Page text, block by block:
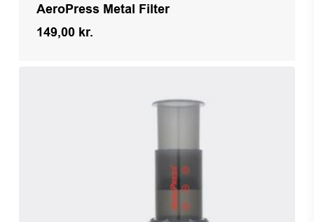
AeroPress Metal Filter
149,00 kr.